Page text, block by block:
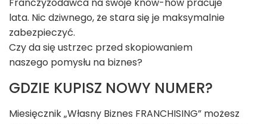
lata. Nic dziwnego, że stara się je maksymalnie
zabezpieczyć.
Czy da się ustrzec przed skopiowaniem
naszego pomysłu na biznes?
GDZIE KUPISZ NOWY NUMER?
Miesięcznik „Własny Biznes FRANCHISING” możesz